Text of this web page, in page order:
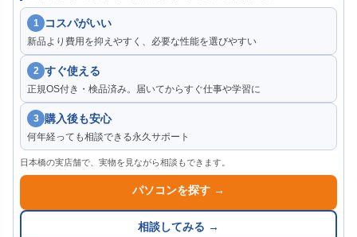
1 コスパがいい
新品より費用を抑えやすく、必要な性能を選びやすい
2 すぐ使える
正規OS付き・検品済み。届いてからすぐ仕事や学習に
3 購入後も安心
何年経っても相談できる永久サポート
日本橋の実店舗で、実物を見ながら相談もできます。
パソコンを探す →
相談してみる →